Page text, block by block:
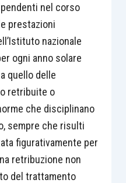
nel corso
prestazioni
nazionale
ogni anno solare
quello delle
retribuite o
che disciplinano
sempre che risulti
figurativamente per
retribuzione non
del trattamento